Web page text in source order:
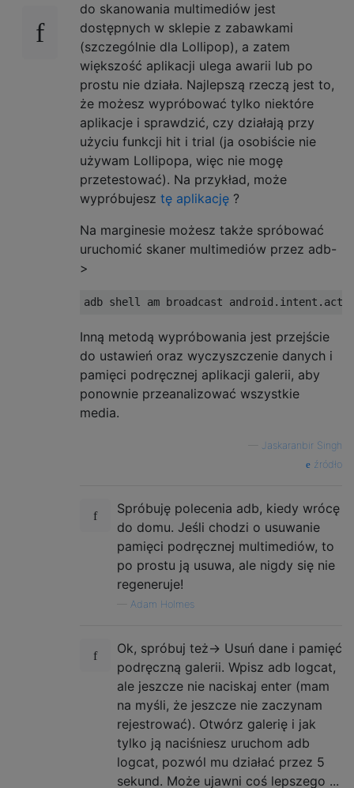
do skanowania multimediów jest
dostępnych w sklepie z zabawkami
(szczególnie dla Lollipop), a zatem
większość aplikacji ulega awarii lub po
prostu nie działa. Najlepszą rzeczą jest to,
że możesz wypróbować tylko niektóre
aplikacje i sprawdzić, czy działają przy
użyciu funkcji hit i trial (ja osobiście nie
używam Lollipopa, więc nie mogę
przetestować). Na przykład, może
wypróbujesz tę aplikację ?
Na marginesie możesz także spróbować
uruchomić skaner multimediów przez adb-
>
Inną metodą wypróbowania jest przejście
do ustawień oraz wyczyszczenie danych i
pamięci podręcznej aplikacji galerii, aby
ponownie przeanalizować wszystkie
media.
Jaskaranbir Singh
źródło
Spróbuję polecenia adb, kiedy wrócę
do domu. Jeśli chodzi o usuwanie
pamięci podręcznej multimediów, to
po prostu ją usuwa, ale nigdy się nie
regeneruje!
Adam Holmes
Ok, spróbuj też-> Usuń dane i pamięć
podręczną galerii. Wpisz adb logcat,
ale jeszcze nie naciskaj enter (mam
na myśli, że jeszcze nie zaczynam
rejestrować). Otwórz galerię i jak
tylko ją naciśniesz uruchom adb
logcat, pozwól mu działać przez 5
sekund. Może ujawni coś lepszego ...